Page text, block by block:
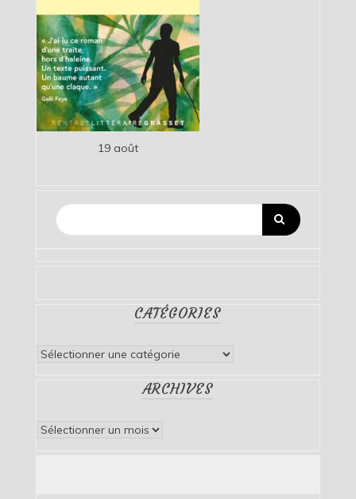
19 août
CATÉGORIES
Catégories
ARCHIVES
Archives